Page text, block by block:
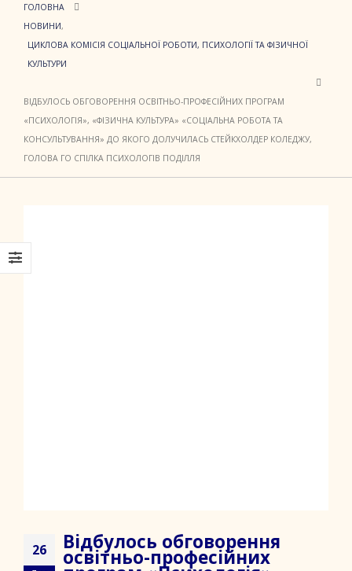
ГОЛОВНА
НОВИНИ,
ЦИКЛОВА КОМІСІЯ СОЦІАЛЬНОЇ РОБОТИ, ПСИХОЛОГІЇ ТА ФІЗИЧНОЇ
КУЛЬТУРИ
ВІДБУЛОСЬ ОБГОВОРЕННЯ ОСВІТНЬО-ПРОФЕСІЙНИХ ПРОГРАМ
«ПСИХОЛОГІЯ», «ФІЗИЧНА КУЛЬТУРА» «СОЦІАЛЬНА РОБОТА ТА
КОНСУЛЬТУВАННЯ» ДО ЯКОГО ДОЛУЧИЛАСЬ СТЕЙКХОЛДЕР КОЛЕДЖУ,
ГОЛОВА ГО СПІЛКА ПСИХОЛОГІВ ПОДІЛЛЯ
26 Відбулось обговорення
освітньо-професійних